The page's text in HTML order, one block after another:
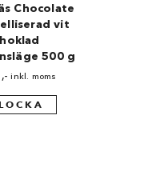
Chocolate
vit
500 g
,- inkl. moms